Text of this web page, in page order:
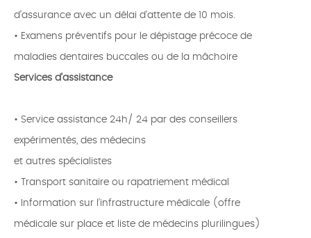
d’assurance avec un délai d'attente de 10 mois.
• Examens préventifs pour le dépistage précoce de
maladies dentaires buccales ou de la mâchoire
Services d’assistance
• Service assistance 24h/ 24 par des conseillers
expérimentés, des médecins
et autres spécialistes
• Transport sanitaire ou rapatriement médical
• Information sur l’infrastructure médicale (offre
médicale sur place et liste de médecins plurilingues)